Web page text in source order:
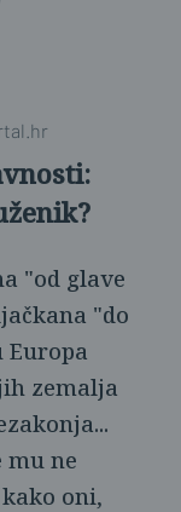
"od glave
"do
Europa
zemalja
mu ne
oni,